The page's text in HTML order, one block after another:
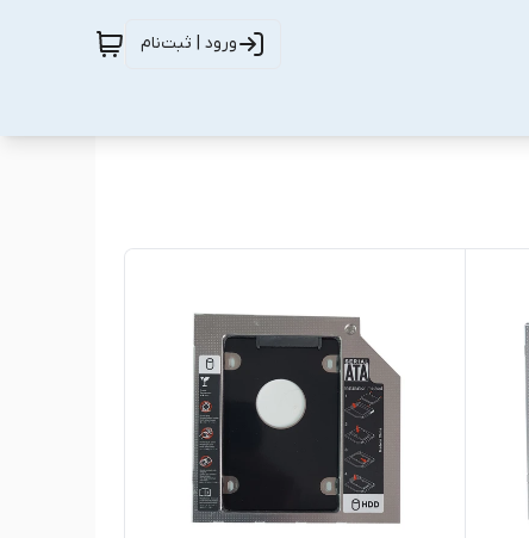
ورود | ثبت‌نام